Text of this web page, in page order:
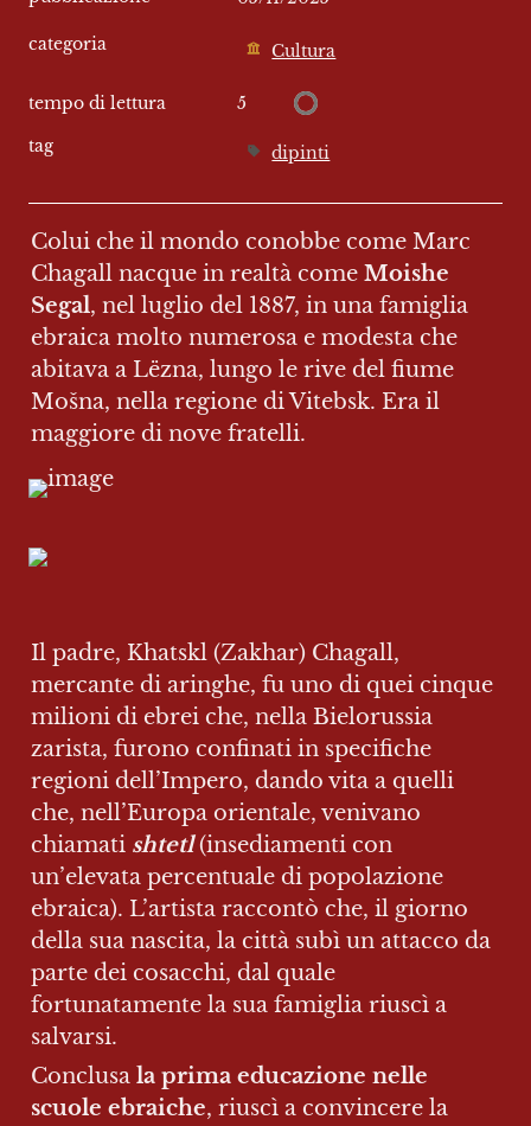
categoria Cultura
tempo di lettura 5
tag dipinti
Colui che il mondo conobbe come Marc
Chagall nacque in realtà come Moishe
Segal, nel luglio del 1887, in una famiglia
ebraica molto numerosa e modesta che
abitava a Lëzna, lungo le rive del fiume
Mošna, nella regione di Vitebsk. Era il
maggiore di nove fratelli.
Il padre, Khatskl (Zakhar) Chagall,
mercante di aringhe, fu uno di quei cinque
milioni di ebrei che, nella Bielorussia
zarista, furono confinati in specifiche
regioni dell’Impero, dando vita a quelli
che, nell’Europa orientale, venivano
chiamati shtetl (insediamenti con
un’elevata percentuale di popolazione
ebraica). L’artista raccontò che, il giorno
della sua nascita, la città subì un attacco da
parte dei cosacchi, dal quale
fortunatamente la sua famiglia riuscì a
salvarsi.
Conclusa la prima educazione nelle
scuole ebraiche, riuscì a convincere la